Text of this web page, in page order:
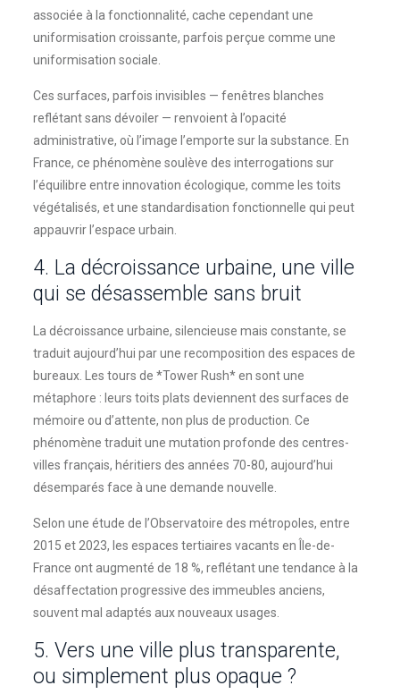
associée à la fonctionnalité, cache cependant une
uniformisation croissante, parfois perçue comme une
uniformisation sociale.
Ces surfaces, parfois invisibles — fenêtres blanches
reflétant sans dévoiler — renvoient à l’opacité
administrative, où l’image l’emporte sur la substance. En
France, ce phénomène soulève des interrogations sur
l’équilibre entre innovation écologique, comme les toits
végétalisés, et une standardisation fonctionnelle qui peut
appauvrir l’espace urbain.
4. La décroissance urbaine, une ville
qui se désassemble sans bruit
La décroissance urbaine, silencieuse mais constante, se
traduit aujourd’hui par une recomposition des espaces de
bureaux. Les tours de *Tower Rush* en sont une
métaphore : leurs toits plats deviennent des surfaces de
mémoire ou d’attente, non plus de production. Ce
phénomène traduit une mutation profonde des centres-
villes français, héritiers des années 70-80, aujourd’hui
désemparés face à une demande nouvelle.
Selon une étude de l’Observatoire des métropoles, entre
2015 et 2023, les espaces tertiaires vacants en Île-de-
France ont augmenté de 18 %, reflétant une tendance à la
désaffectation progressive des immeubles anciens,
souvent mal adaptés aux nouveaux usages.
5. Vers une ville plus transparente,
ou simplement plus opaque ?